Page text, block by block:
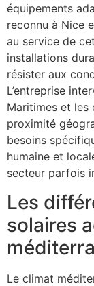
équipements
reconnu à Nice
au service de
installations
résister aux
L’entreprise
Maritimes et les
proximité
besoins
humaine et
secteur parfois
Les
solaires
Le climat